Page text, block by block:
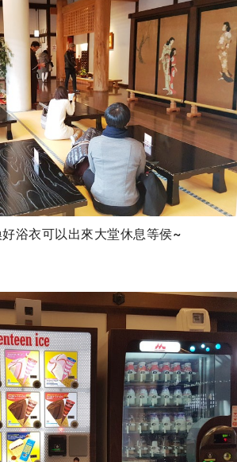
浴衣可以出來大堂休息等侯~